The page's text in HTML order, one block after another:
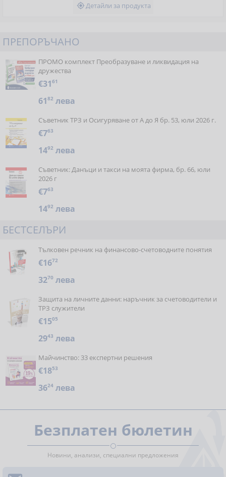
Детайли за продукта
ПРЕПОРЪЧАНО
ПРОМО комплект Преобразуване и ликвидация на
дружества
€3161
6182 лева
Съветник ТРЗ и Осигуряване от А до Я бр. 53, юли 2026 г.
€763
1492 лева
Съветник: Данъци и такси на моята фирма, бр. 66, юли
2026 г
€763
1492 лева
БЕСТСЕЛЪРИ
Тълковен речник на финансово-счетоводните понятия
€1672
3270 лева
Защита на личните данни: наръчник за счетоводители и
ТРЗ служители
€1505
2943 лева
Майчинство: 33 експертни решения
€1853
3624 лева
Безплатен бюлетин
Новини, анализи, специални предложения